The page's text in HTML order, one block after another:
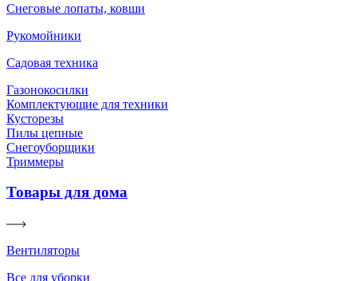
Снеговые лопаты, ковши
Рукомойники
Садовая техника
Газонокосилки
Комплектующие для техники
Кусторезы
Пилы цепные
Снегоуборщики
Триммеры
Товары для дома
Вентиляторы
Все для уборки